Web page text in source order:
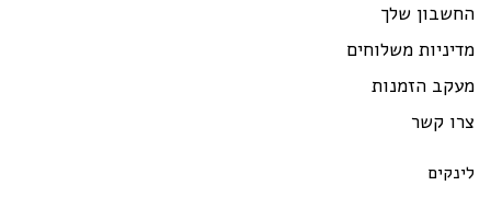
שלך
משלוחים
הזמנות
קשר